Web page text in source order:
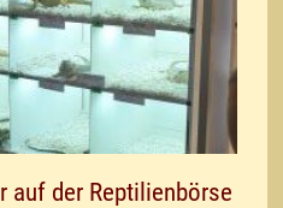
auf der Reptilienbörse